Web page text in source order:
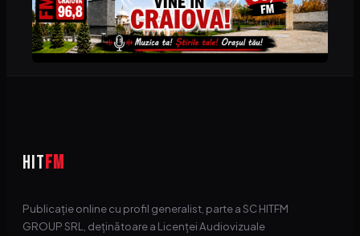
HITFM
Publicație online cu profil generalist, parte a SC HITFM
GROUP SRL, deținătoare a Licenței Audiovizuale